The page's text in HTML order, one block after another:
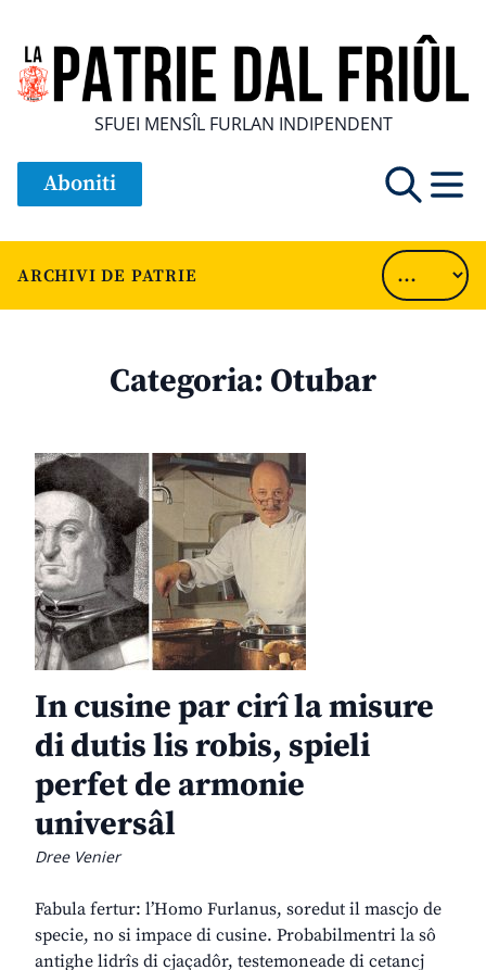
SFUEI MENSÎL FURLAN INDIPENDENT
Aboniti
ARCHIVI DE PATRIE
Categoria: Otubar
In cusine par cirî la misure
di dutis lis robis, spieli
perfet de armonie
universâl
Dree Venier
Fabula fertur: l’Homo Furlanus, soredut il mascjo de
specie, no si impace di cusine. Probabilmentri la sô
antighe lidrîs di cjaçadôr, testemoneade di cetancj